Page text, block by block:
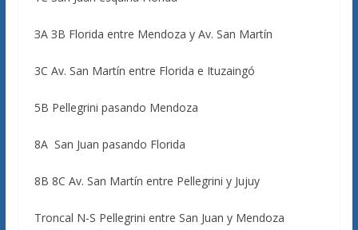
ЗА ЗВ Florida entre Mendoza y Av. San Martín
3C Av. San Martín entre Florida e Ituzaingó
5B Pellegrini pasando Mendoza
8A San Juan pasando Florida
8B 8C Av. San Martín entre Pellegrini y Jujuy
Troncal N-S Pellegrini entre San Juan y Mendoza